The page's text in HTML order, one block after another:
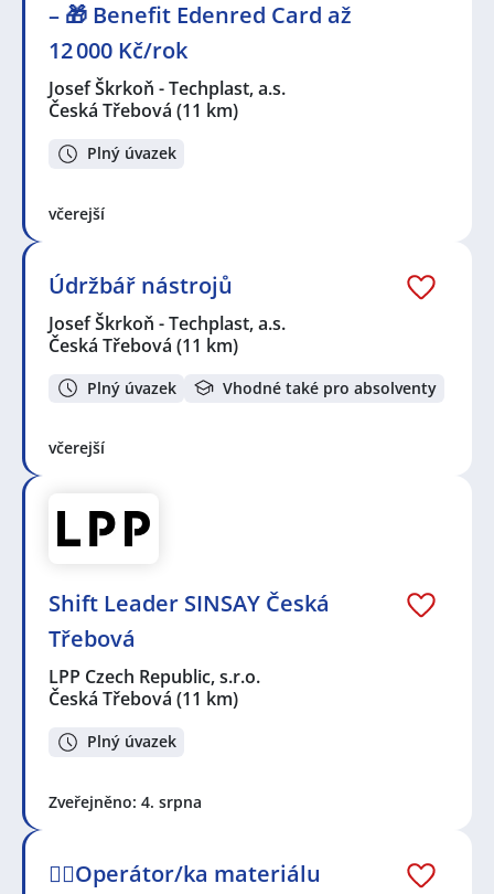
– 🎁 Benefit Edenred Card až
12 000 Kč/rok
Josef Škrkoň - Techplast, a.s.
Česká Třebová (11 km)
Plný úvazek
včerejší
Údržbář nástrojů
Josef Škrkoň - Techplast, a.s.
Česká Třebová (11 km)
Plný úvazek Vhodné také pro absolventy
včerejší
Shift Leader SINSAY Česká
Třebová
LPP Czech Republic, s.r.o.
Česká Třebová (11 km)
Plný úvazek
Zveřejněno: 4. srpna
👷‍♂️Operátor/ka materiálu